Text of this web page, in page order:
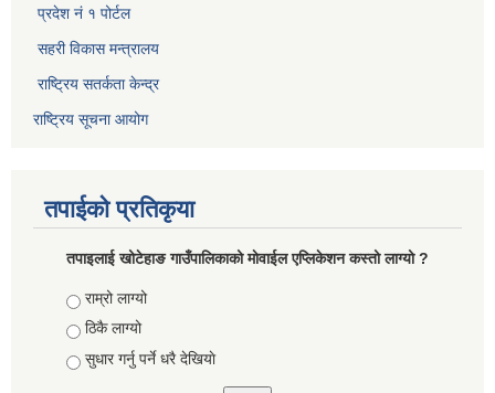
प्रदेश नं १ पोर्टल
सहरी विकास मन्त्रालय
राष्ट्रिय सतर्कता केन्द्र
राष्ट्रिय सूचना आयोग
तपाईको प्रतिकृया
तपाइलाई खोटेहाङ गाउँपालिकाको माेवाईल एप्लिकेशन कस्तो लाग्यो ?
Choices
राम्रो लाग्यो
ठिकै लाग्यो
सुधार गर्नु पर्ने धरै देखियाे